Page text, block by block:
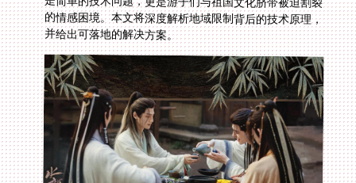
并给出可落地的解决方案。